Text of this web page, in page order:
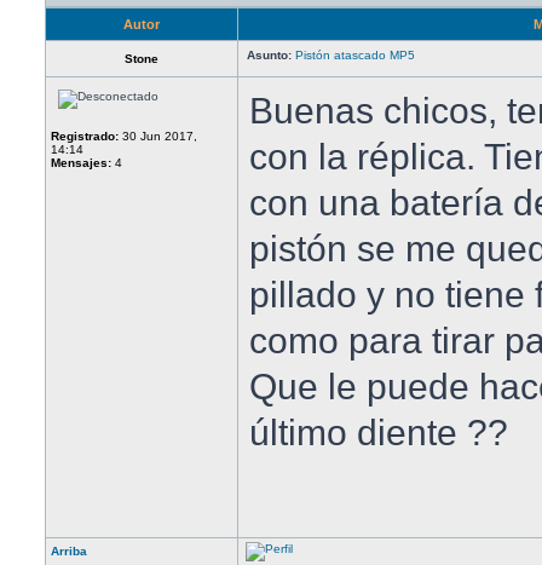
Autor
Stone Asunto: Pistón atascado MP5
Registrado: 30 Jun 2017,
14:14
Mensajes: 4
Buenas chicos,
con la réplica.
con una batería
pistón se me
pillado y no tiene
como para tirar
Que le puede
último diente ??
Arriba